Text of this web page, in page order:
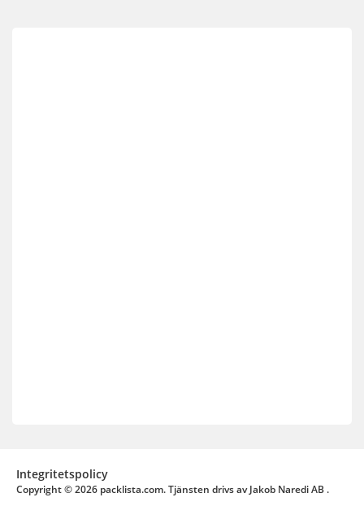
Integritetspolicy
Copyright © 2026 packlista.com.Tjänsten drivs av Jakob Naredi AB .